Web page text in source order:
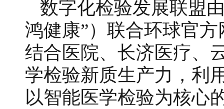
数字化检验发展联盟
鸿健康”）联合环球官
结合医院、长济医疗、
学检验新质生产力，利
以智能医学检验为核心